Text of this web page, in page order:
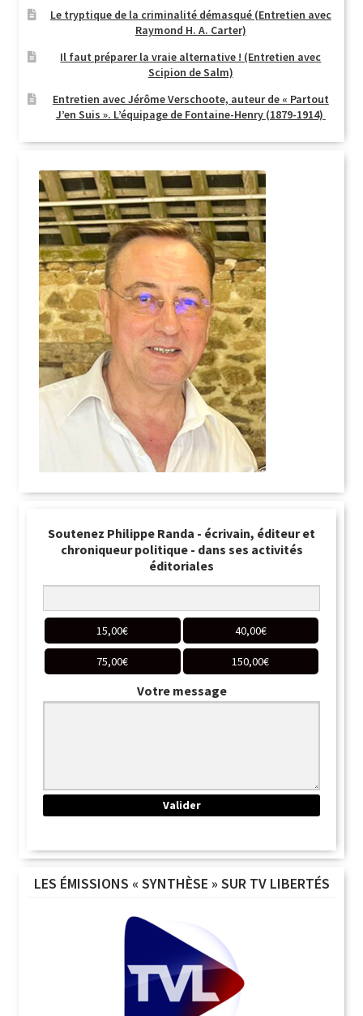
Le tryptique de la criminalité démasqué (Entretien avec
Raymond H. A. Carter)
Il faut préparer la vraie alternative ! (Entretien avec
Scipion de Salm)
Entretien avec Jérôme Verschoote, auteur de « Partout
J’en Suis ». L’équipage de Fontaine-Henry (1879-1914)
Soutenez Philippe Randa - écrivain, éditeur et
chroniqueur politique - dans ses activités
éditoriales
15,00€ 40,00€
75,00€ 150,00€
Votre message
LES ÉMISSIONS « SYNTHÈSE » SUR TV LIBERTÉS